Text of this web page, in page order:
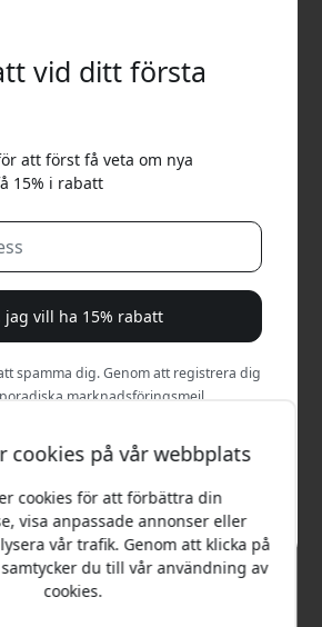
cookies på vår webbplats
cookies för att förbättra din
visa anpassade annonser eller
vår trafik. Genom att klicka på
du till vår användning av
cookies.
vid ditt första
att först få veta om nya
15% i rabatt
jag vill ha 15% rabatt
spamma dig. Genom att registrera dig
marknadsföringsmejl,
i kassan för att få 15% rabatt.